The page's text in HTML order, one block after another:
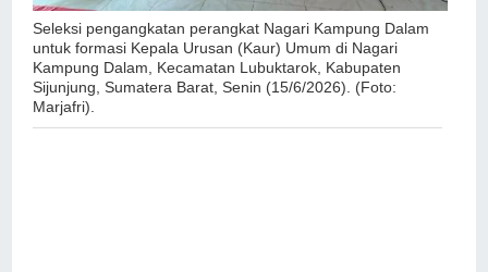
Seleksi pengangkatan perangkat Nagari Kampung Dalam
untuk formasi Kepala Urusan (Kaur) Umumdi Nagari
Kampung Dalam, Kecamatan Lubuktarok, Kabupaten
Sijunjung, Sumatera Barat, Senin (15/6/2026). (Foto:
Marjafri).